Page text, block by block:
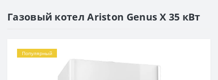
Газовый котел Ariston Genus X 35 кВт
Популярный